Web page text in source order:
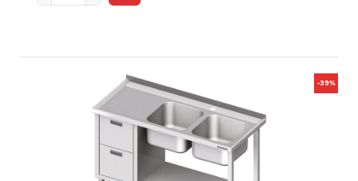
-39%